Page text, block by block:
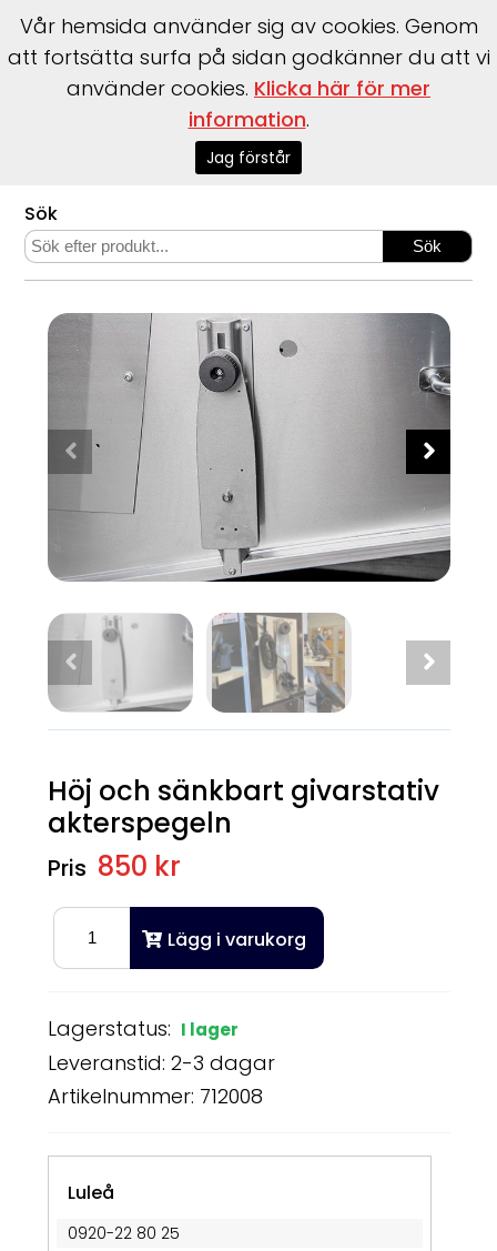
Båttillbehör>Linder båttillbehör
och sänkbart givarstativ akterspegeln
Sök
Höj och sänkbart givarstativ
akterspegeln
850 kr
Lägg i varukorg
Lagerstatus: I lager
Leveranstid: 2-3 dagar
Artikelnummer: 712008
Luleå
0920-22 80 25
Vår hemsida använder sig av cookies. Genom
att fortsätta surfa på sidan godkänner du att vi
använder cookies. Klicka här för mer
information.
Jag förstår